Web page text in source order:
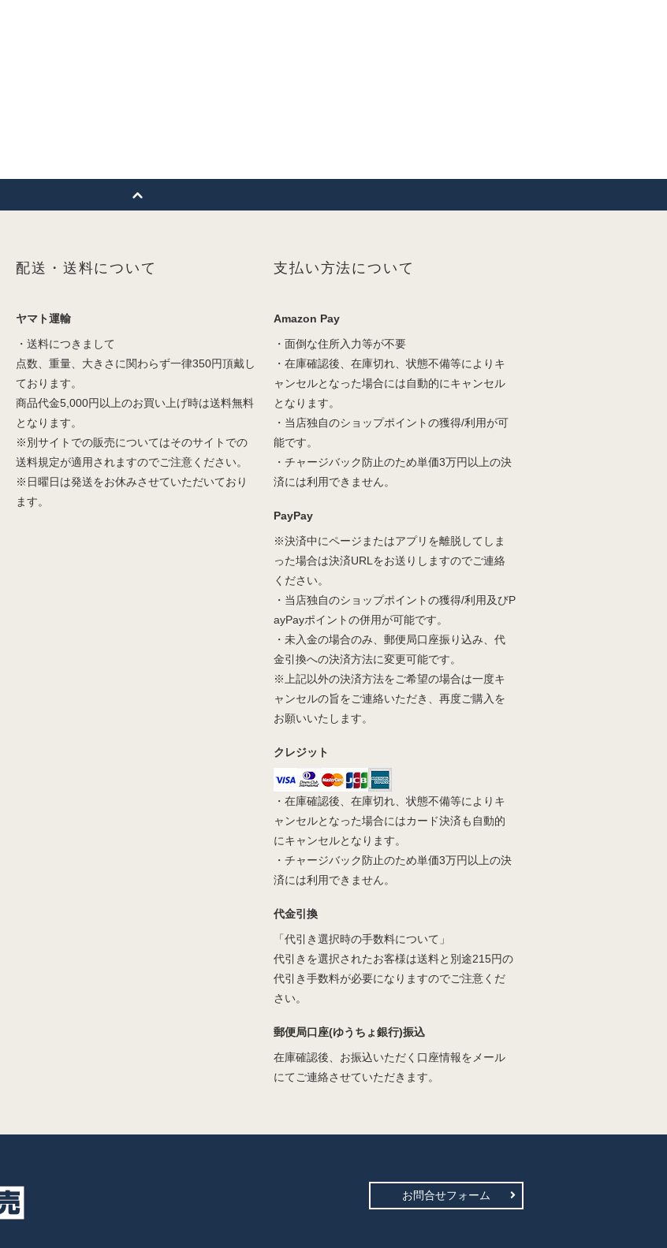
配送・送料について
ヤマト運輸
・送料につきまして
点数、重量、大きさに関わらず一律350円頂戴し
ております。
商品代金5,000円以上のお買い上げ時は送料無料
となります。
※別サイトでの販売についてはそのサイトでの
送料規定が適用されますのでご注意ください。
※日曜日は発送をお休みさせていただいており
ます。
支払い方法について
Amazon Pay
・面倒な住所入力等が不要
・在庫確認後、在庫切れ、状態不備等によりキ
ャンセルとなった場合には自動的にキャンセル
となります。
・当店独自のショップポイントの獲得/利用が可
能です。
・チャージバック防止のため単価3万円以上の決
済には利用できません。
PayPay
※決済中にページまたはアプリを離脱してしま
った場合は決済URLをお送りしますのでご連絡
ください。
・当店独自のショップポイントの獲得/利用及びP
ayPayポイントの併用が可能です。
・未入金の場合のみ、郵便局口座振り込み、代
金引換への決済方法に変更可能です。
※上記以外の決済方法をご希望の場合は一度キ
ャンセルの旨をご連絡いただき、再度ご購入を
お願いいたします。
クレジット
・在庫確認後、在庫切れ、状態不備等によりキ
ャンセルとなった場合にはカード決済も自動的
にキャンセルとなります。
・チャージバック防止のため単価3万円以上の決
済には利用できません。
代金引換
「代引き選択時の手数料について」
代引きを選択されたお客様は送料と別途215円の
代引き手数料が必要になりますのでご注意くだ
さい。
郵便局口座(ゆうちょ銀行)振込
在庫確認後、お振込いただく口座情報をメール
にてご連絡させていただきます。
お問合せフォーム